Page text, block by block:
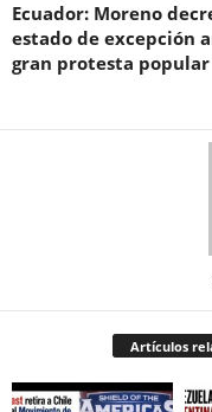
Ecuador: Moreno
estado de excepción
gran protesta popular
Artículos